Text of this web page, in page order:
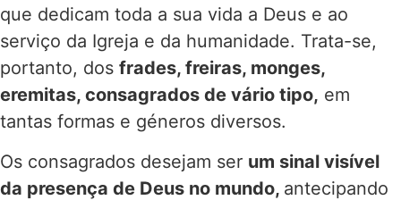
que dedicam toda a sua vida a Deus e ao
serviço da Igreja e da humanidade. Trata-se,
portanto, dos frades, freiras, monges,
eremitas, consagrados de vário tipo, em
tantas formas e géneros diversos.
Os consagrados desejam ser um sinal visível
da presença de Deus no mundo, antecipando